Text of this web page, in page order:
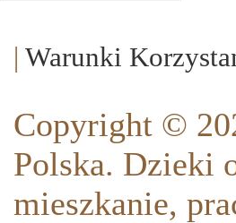
| Warunki
Copyright ©
Polska. Dzieki
mieszkanie,